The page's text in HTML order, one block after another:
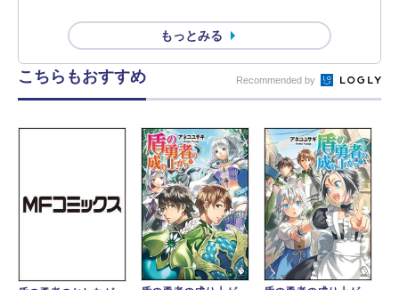
もっとみる
こちらもおすすめ Recommended by